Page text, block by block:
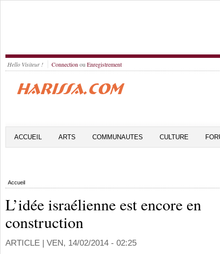
Hello Visiteur ! Connection ou Enregistrement
ACCUEIL ARTS COMMUNAUTES CULTURE
Accueil
L’idée israélienne est encore en
construction
ARTICLE | VEN, 14/02/2014 - 02:25